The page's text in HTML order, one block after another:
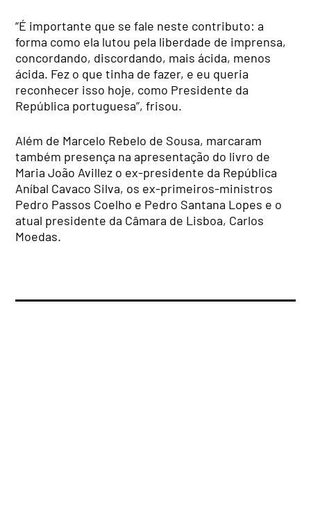
“É importante que se fale neste contributo: a
forma como ela lutou pela liberdade de imprensa,
concordando, discordando, mais ácida, menos
ácida. Fez o que tinha de fazer, e eu queria
reconhecer isso hoje, como Presidente da
República portuguesa”, frisou.
Além de Marcelo Rebelo de Sousa, marcaram
também presença na apresentação do livro de
Maria João Avillez o ex-presidente da República
Aníbal Cavaco Silva, os ex-primeiros-ministros
Pedro Passos Coelho e Pedro Santana Lopes e o
atual presidente da Câmara de Lisboa, Carlos
Moedas.